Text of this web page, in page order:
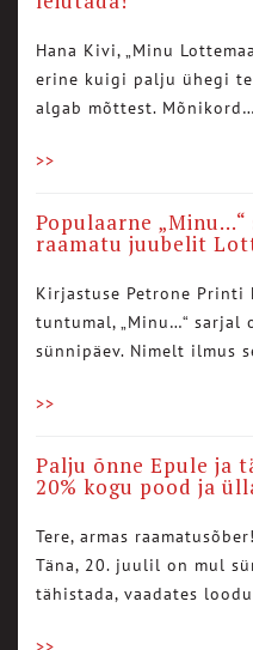
Hana Kivi, „Minu
erine kuigi palju ühegi
algab mõttest. Mõnikord…
>>
Populaarne „Minu…“
raamatu juubelit
Kirjastuse Petrone Printi
tuntumal, „Minu…“
sünnipäev. Nimelt ilmus
>>
Palju õnne Epule ja
20% kogu pood ja
Tere, armas
Täna, 20. juulil on mul
tähistada, vaadates